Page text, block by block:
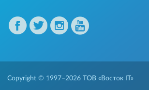
Copyright © 1997–2026 ТОВ «Восток IT»